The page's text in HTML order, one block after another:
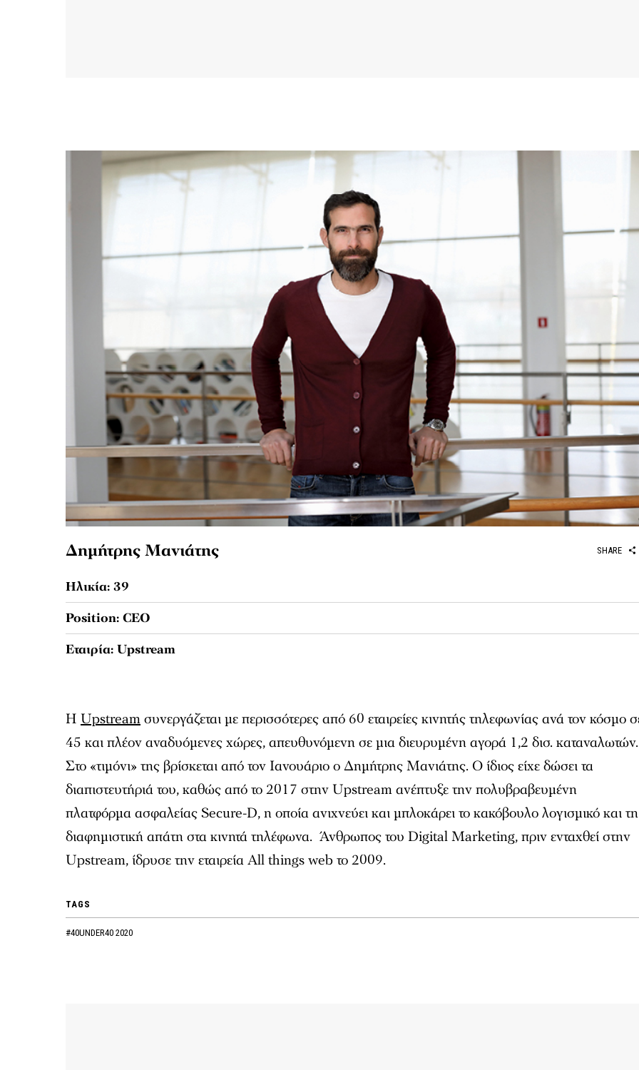
Δημήτρης Μανιάτης SHARE
Ηλικία: 39
Position: CEO
Εταιρία: Upstream
Η Upstreamσυνεργάζεται με περισσότερες από 60 εταιρείες κινητής τηλεφωνίας ανά τον κόσμο
45 και πλέον αναδυόμενες χώρες, απευθυνόμενη σε μια διευρυμένη αγορά 1,2 δισ. καταναλωτών.
Στο «τιμόνι» της βρίσκεται από τον Ιανουάριο ο Δημήτρης Μανιάτης. Ο ίδιος είχε δώσει τα
διαπιστευτήριά του, καθώς από το 2017 στην Upstream ανέπτυξε την πολυβραβευμένη
πλατφόρμα ασφαλείας Secure-D, η οποία ανιχνεύει και μπλοκάρει το κακόβουλο λογισμικό και τη
διαφημιστική απάτη στα κινητά τηλέφωνα. Άνθρωπος του Digital Marketing, πριν ενταχθεί στην
Upstream, ίδρυσε την εταιρεία All things web το 2009.
TAGS
#40UNDER40 2020